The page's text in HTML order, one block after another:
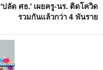
‘ปลัด ศธ.’ เผยครู-นร. ติดโควิด
รวมกันแล้วกว่า 4 พันราย